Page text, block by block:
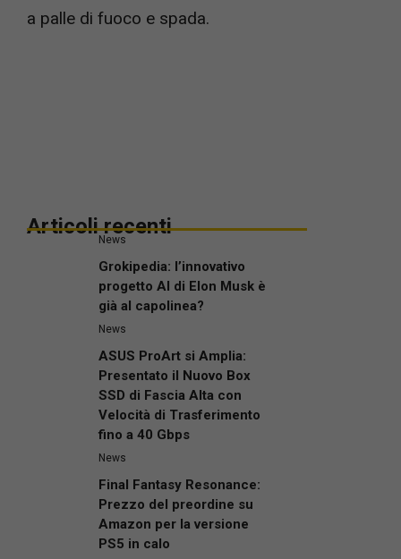
a palle di fuoco e spada.
Articoli recenti
News
Grokipedia: l’innovativo
progetto AI di Elon Musk è
già al capolinea?
News
ASUS ProArt si Amplia:
Presentato il Nuovo Box
SSD di Fascia Alta con
Velocità di Trasferimento
fino a 40 Gbps
News
Final Fantasy Resonance:
Prezzo del preordine su
Amazon per la versione
PS5 in calo